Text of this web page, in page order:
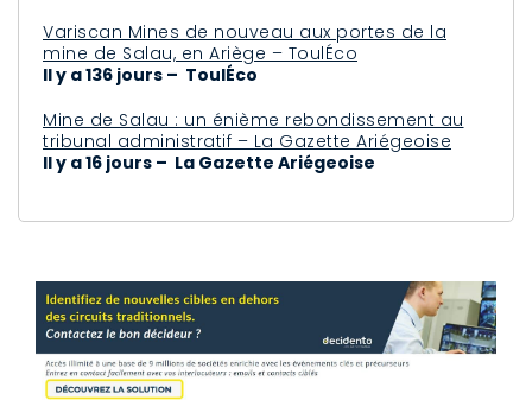
Variscan Mines de nouveau aux portes de la
mine de Salau, en Ariège – ToulÉco
Il y a 136 jours – ToulÉco
Mine de Salau : un énième rebondissement au
tribunal administratif – La Gazette Ariégeoise
Il y a 16 jours – La Gazette Ariégeoise